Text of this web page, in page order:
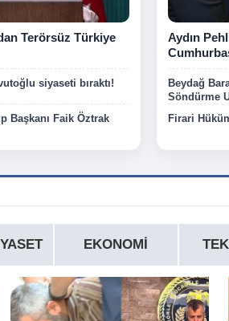
Terörsüz Türkiye
siyaseti bıraktı!
Başkanı Faik Öztrak
Aydın
Beydağ
Söndürme
Firari
EKONOMI